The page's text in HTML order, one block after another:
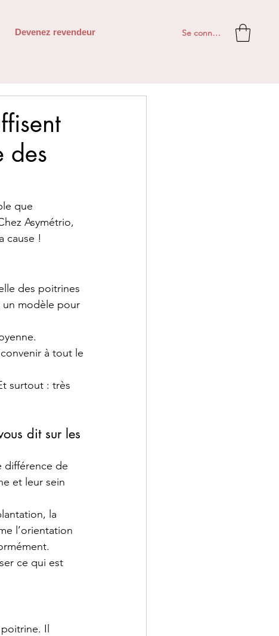
Devenez revendeur Se connecter
des
que
Asymétrio,
cause !
des poitrines
un modèle pour
à tout le
surtout : très
dit sur les
différence de
et leur sein
la
l’orientation
ce qui est
Il